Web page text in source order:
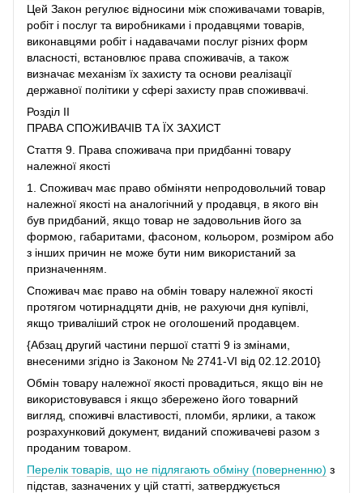
Цей Закон регулює відносини між споживачами товарів,
робіт і послуг та виробниками і продавцями товарів,
виконавцями робіт і надавачами послуг різних форм
власності, встановлює права споживачів, а також
визначає механізм їх захисту та основи реалізації
державної політики у сфері захисту прав споживвачі.
Розділ II
ПРАВА СПОЖИВАЧІВ ТА ЇХ ЗАХИСТ
Стаття 9. Права споживача при придбанні товару
належної якості
1. Споживач має право обміняти непродовольчий товар
належної якості на аналогічний у продавця, в якого він
був придбаний, якщо товар не задовольнив його за
формою, габаритами, фасоном, кольором, розміром або
з інших причин не може бути ним використаний за
призначенням.
Споживач має право на обмін товару належної якості
протягом чотирнадцяти днів, не рахуючи дня купівлі,
якщо триваліший строк не оголошений продавцем.
{Абзац другий частини першої статті 9 із змінами,
внесеними згідно із Законом № 2741-VI від 02.12.2010}
Обмін товару належної якості провадиться, якщо він не
використовувався і якщо збережено його товарний
вигляд, споживчі властивості, пломби, ярлики, а також
розрахунковий документ, виданий споживачеві разом з
проданим товаром.
Перелік товарів, що не підлягають обміну (поверненню) з
підстав, зазначених у цій статті, затверджується